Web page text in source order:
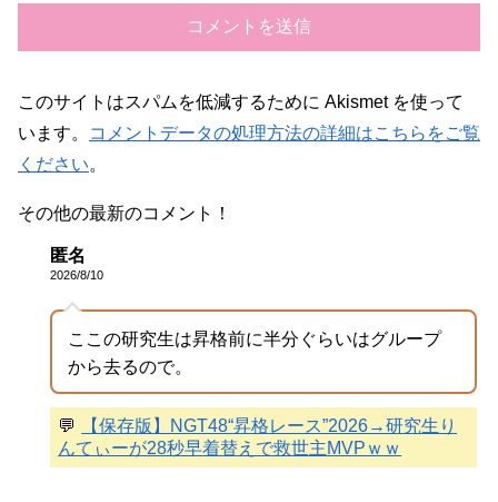
このサイトはスパムを低減するために Akismet を使って
います。
コメントデータの処理方法の詳細はこちらをご覧
ください。
その他の最新のコメント！
匿名
2026/8/10
ここの研究生は昇格前に半分ぐらいはグループ
から去るので。
💬
【保存版】NGT48“昇格レース”2026→研究生り
んてぃーが28秒早着替えで救世主MVPｗｗ